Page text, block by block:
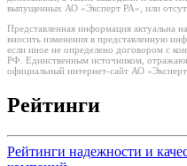
выпущенных АО «Эксперт РА», или
Представленная информация актуальна
вносить изменения в представленную
если иное не определено договором с
РФ. Единственным источником,
официальный интернет-сайт АО
Рейтинги
Рейтинги надежности и